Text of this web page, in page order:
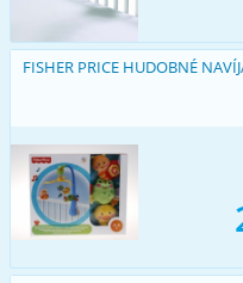
FISHER PRICE HUDOBNÉ